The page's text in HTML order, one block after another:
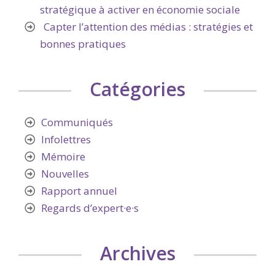
stratégique à activer en économie sociale
Capter l’attention des médias : stratégies et
bonnes pratiques
Catégories
Communiqués
Infolettres
Mémoire
Nouvelles
Rapport annuel
Regards d’expert·e·s
Archives